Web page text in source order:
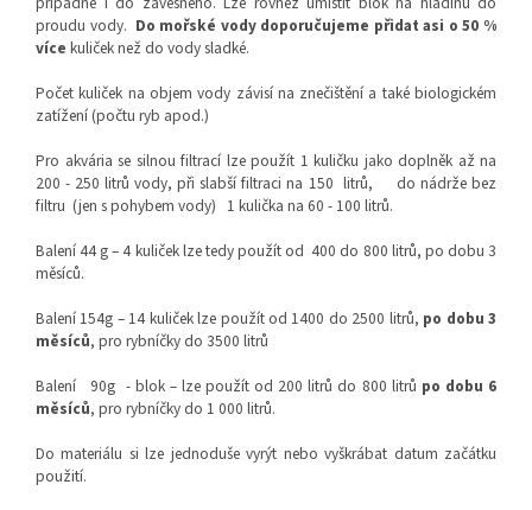
proudu vody. Do mořské vody doporučujeme přidat asi o 50 %
více kuliček než do vody sladké.
Počet kuliček na objem vody závisí na znečištění a také biologickém
zatížení (počtu ryb apod.)
Pro akvária se silnou filtrací lze použít 1 kuličku jako doplněk až na
200 - 250 litrů vody, při slabší filtraci na 150 litrů,
do nádrže bez
filtru (jen s pohybem vody) 1 kulička na 60 - 100 litrů.
Balení 44 g – 4 kuliček lze tedy použít od 400 do 800 litrů, po dobu 3
měsíců.
Balení 154g – 14 kuliček lze použít od 1400 do 2500 litrů, po dobu 3
měsíců, pro rybníčky do 3500 litrů
Balení
90g - blok – lze použít od 200 litrů do 800 litrů po dobu 6
měsíců, pro rybníčky do 1 000 litrů.
Do materiálu si lze jednoduše vyrýt nebo vyškrábat datum začátku
použití.